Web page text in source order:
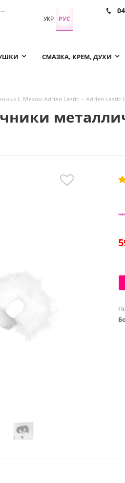
УКР РУС
СМАЗКА, КРЕМ, ДУХИ
С Мехом Adrien Lastic - Adrien Lastic